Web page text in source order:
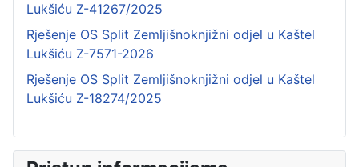
Lukšiću Z-41267/2025
Rješenje OS Split Zemljišnoknjižni odjel u Kaštel
Lukšiću Z-7571-2026
Rješenje OS Split Zemljišnoknjižni odjel u Kaštel
Lukšiću Z-18274/2025